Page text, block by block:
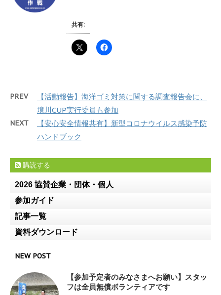
共有:
PREV
【活動報告】海洋ゴミ対策に関する調査報告会に、
境川CUP実行委員も参加
NEXT
【安心安全情報共有】新型コロナウイルス感染予防
ハンドブック
購読する
2026 協賛企業・団体・個人
参加ガイド
記事一覧
資料ダウンロード
NEW POST
【参加予定者のみなさまへお願い】スタッ
フは全員無償ボランティアです